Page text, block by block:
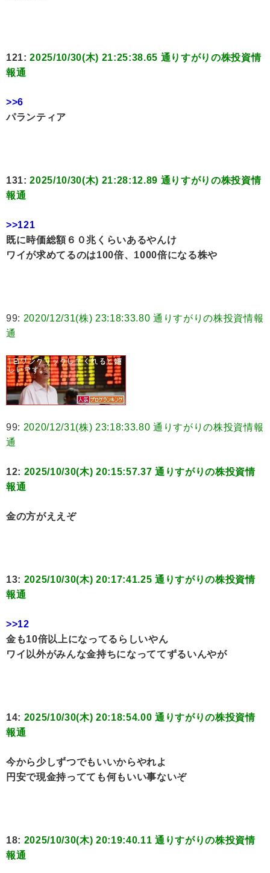
121:2025/10/30(木) 21:25:38.65 通りすがりの株投資情
報通
>>6
パランティア
131:2025/10/30(木) 21:28:12.89 通りすがりの株投資情
報通
>>121
既に時価総額６０兆くらいあるやんけ
ワイが求めてるのは100倍、1000倍になる株や
99: 2020/12/31(株) 23:18:33.80 通りすがりの株投資情報
通
99: 2020/12/31(株) 23:18:33.80 通りすがりの株投資情報
通
12: 2025/10/30(木) 20:15:57.37 通りすがりの株投資情
報通
金の方がええぞ
13: 2025/10/30(木) 20:17:41.25 通りすがりの株投資情
報通
>>12
金も10倍以上になってるらしいやん
ワイ以外がみんな金持ちになっててずるいんやが
14: 2025/10/30(木) 20:18:54.00 通りすがりの株投資情
報通
今から少しずつでもいいからやれよ
円安で現金持ってても何もいい事ないぞ
18: 2025/10/30(木) 20:19:40.11 通りすがりの株投資情
報通